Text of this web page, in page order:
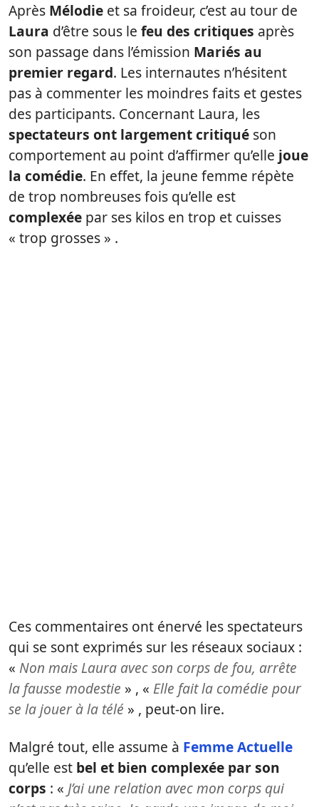
Après Mélodie et sa froideur, c’est au tour de
Laura d’être sous le feu des critiques après
son passage dans l’émission Mariés au
premier regard. Les internautes n’hésitent
pas à commenter les moindres faits et gestes
des participants. Concernant Laura, les
spectateurs ont largement critiqué son
comportement au point d’affirmer qu’elle joue
la comédie. En effet, la jeune femme répète
de trop nombreuses fois qu’elle est
complexée par ses kilos en trop et cuisses
« trop grosses » .
Ces commentaires ont énervé les spectateurs
qui se sont exprimés sur les réseaux sociaux :
« Non mais Laura avec son corps de fou, arrête
la fausse modestie » , « Elle fait la comédie pour
se la jouer à la télé » , peut-on lire.
Malgré tout, elle assume à Femme Actuelle
qu’elle est bel et bien complexée par son
corps : « J’ai une relation avec mon corps qui